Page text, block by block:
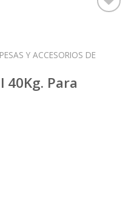
PESAS Y ACCESORIOS DE
40Kg. Para